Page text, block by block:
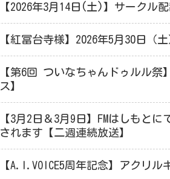
【2026年3月14日(土)】サークル
【紅冨台寺様】2026年5月30日（
【第6回 ついなちゃんドゥルル
ス】
【3月2日＆3月9日】FMはしもと
されます【二週連続放送】
【A.I.VOICE5周年記念】アクリル